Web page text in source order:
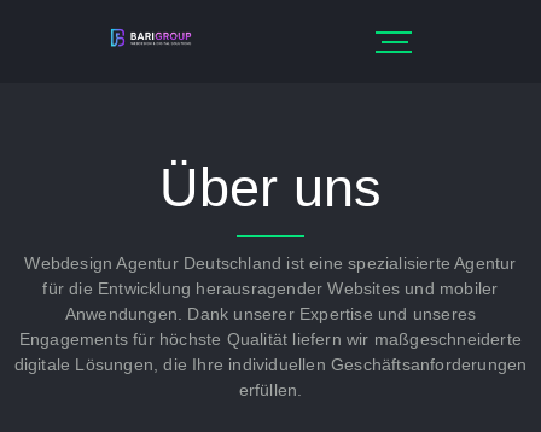
Über uns
Webdesign Agentur Deutschland ist eine spezialisierte Agentur
für die Entwicklung herausragender Websites und mobiler
Anwendungen. Dank unserer Expertise und unseres
Engagements für höchste Qualität liefern wir maßgeschneiderte
digitale Lösungen, die Ihre individuellen Geschäftsanforderungen
erfüllen.